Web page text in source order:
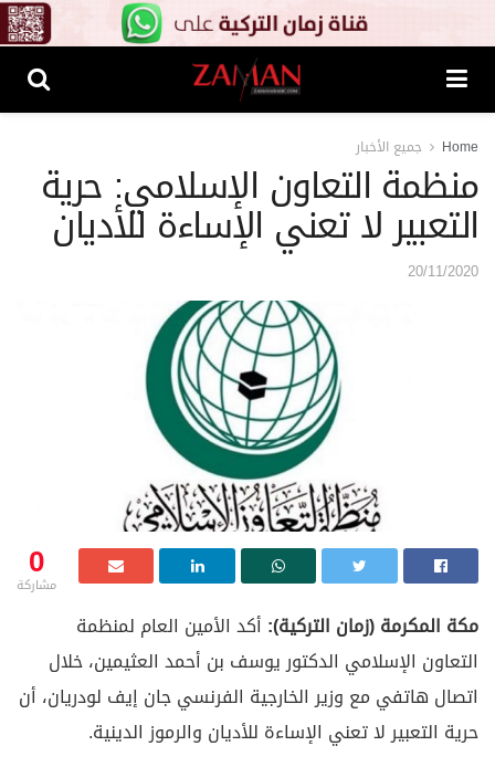
Home جميع الأخبار
منظمة التعاون الإسلامي: حرية
التعبير لا تعني الإساءة للأديان
20/11/2020
0
مشاركة
مكة المكرمة (زمان التركية): أكد الأمين العام لمنظمة
التعاون الإسلامي الدكتور يوسف بن أحمد العثيمين، خلال
اتصال هاتفي مع وزير الخارجية الفرنسي جان إيف لودريان، أن
حرية التعبير لا تعني الإساءة للأديان والرموز الدينية.